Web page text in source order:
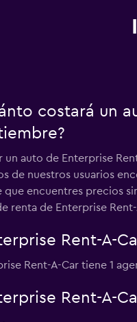
costará un
un auto de Enterprise
de nuestros usuarios
que encuentres precios
renta de Enterprise Rent-
Rent-A-
Rent-A-Car tiene 1
Rent-A-